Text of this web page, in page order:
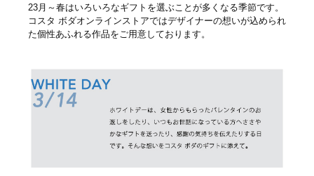
23月～春はいろいろなギフトを選ぶことが多くなる季節です。
コスタ ボダオンラインストアではデザイナーの想いが込められ
た個性あふれる作品をご用意しております。